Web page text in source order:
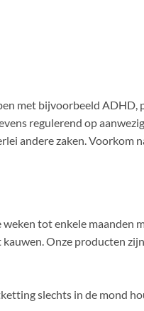
met bijvoorbeeld ADHD,
regulerend op
andere zaken. Voorkom
tot enkele maanden
Onze producten
slechts in de mond